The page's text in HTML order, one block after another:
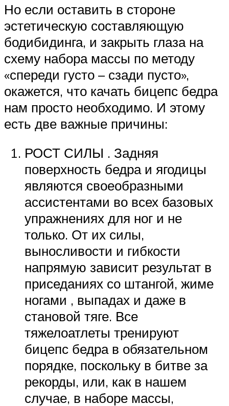
Но если оставить в стороне
эстетическую составляющую
бодибидинга, и закрыть глаза на
схему набора массы по методу
«спереди густо – сзади пусто»,
окажется, что качать бицепс бедра
нам просто необходимо. И этому
есть две важные причины:
РОСТ СИЛЫ . Задняя
поверхность бедра и ягодицы
являются своеобразными
ассистентами во всех базовых
упражнениях для ног и не
только. От их силы,
выносливости и гибкости
напрямую зависит результат в
приседаниях со штангой, жиме
ногами , выпадах и даже в
становой тяге. Все
тяжелоатлеты тренируют
бицепс бедра в обязательном
порядке, поскольку в битве за
рекорды, или, как в нашем
случае, в наборе массы,